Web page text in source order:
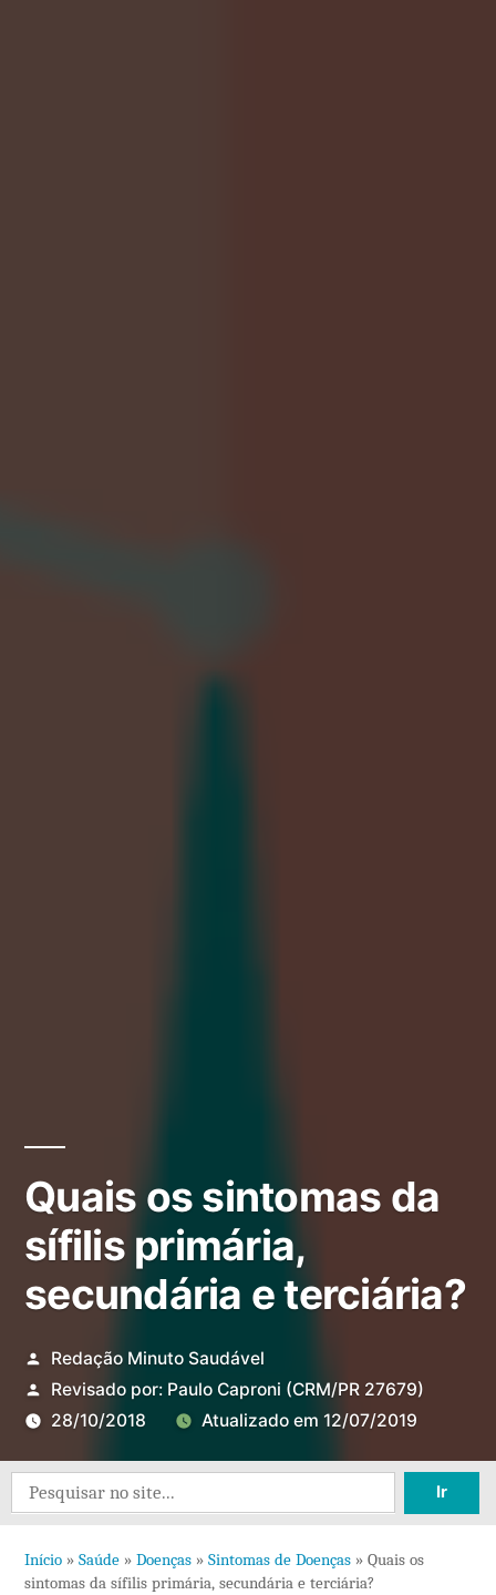
Quais os sintomas da
sífilis primária,
secundária e terciária?
Redação Minuto Saudável
Revisado por: Paulo Caproni (CRM/PR 27679)
28/10/2018
Atualizado em 12/07/2019
1
Search
for:
Início » Saúde » Doenças » Sintomas de Doenças » Quais os
sintomas da sífilis primária, secundária e terciária?